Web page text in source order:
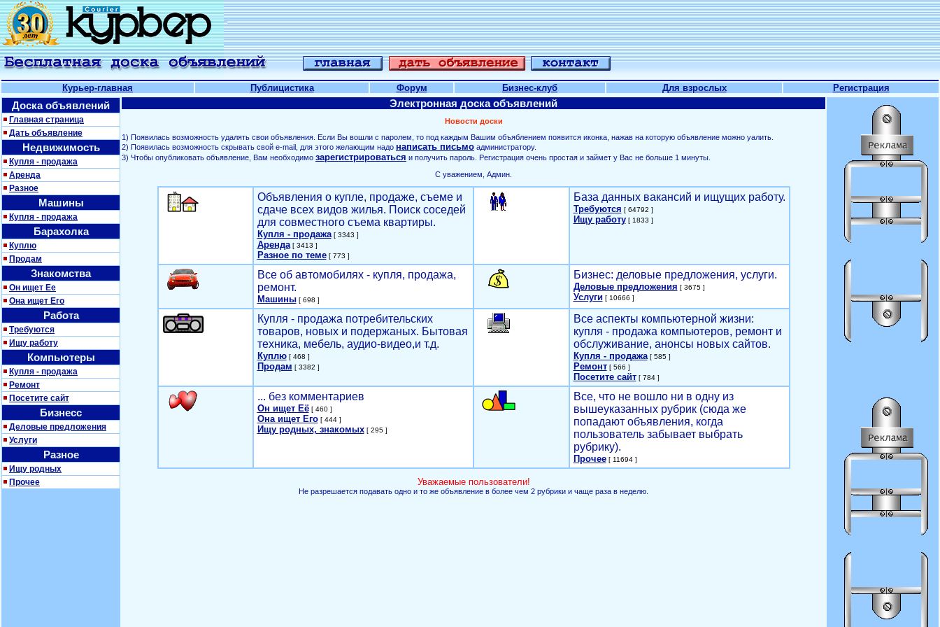
Курьер-главная Публицистика Форум Бизнес-клуб Для взрослых Регистрация
Доска объявлений
Главная страница
Дать объявление
Недвижимость
Купля - продажа
Аренда
Разное
Машины
Купля - продажа
Барахолка
Куплю
Продам
Знакомства
Он ищет Ее
Она ищет Его
Работа
Требуются
Ищу работу
Компьютеры
Купля - продажа
Ремонт
Посетите сайт
Бизнесс
Деловые предложения
Услуги
Разное
Ищу родных
Прочее
Электронная доска объявлений
Новости доски
1) Появилась возможность удалять свои объявления. Если Вы вошли с паролем, то под каждым Вашим объяблением появится иконка, нажав на которую объявление можно уалить.
2) Появилась возможность скрывать свой е-mail, для этого желающим надо написать письмо администратору.
3) Чтобы опубликовать объявление, Вам необходимо зарегистрироваться и получить пароль. Регистрация очень простая и займет у Вас не больше 1 минуты.
С уважением, Админ.
Объявления о купле, продаже, съеме и
сдаче всех видов жилья. Поиск соседей
для совместного съема квартиры.
Купля - продажа[ 3343 ]
Аренда[ 3413 ]
Разное по теме[ 773 ]
База данных вакансий и ищущих работу.
Требуются [ 64792 ]
Ищу работу[ 1833 ]
Все об автомобилях - купля, продажа,
ремонт.
Машины[ 698 ]
Бизнес: деловые предложения, услуги.
Деловые предложения [ 3675 ]
Услуги[ 10666 ]
Купля - продажа потребительских
товаров, новых и подержаных. Бытовая
техника, мебель, аудио-видео,и т.д.
Куплю[ 468 ]
Продам [ 3382 ]
Все аспекты компьютерной жизни:
купля - продажа компьютеров, ремонт и
обслуживание, анонсы новых сайтов.
Купля - продажа[ 585 ]
Ремонт[ 566 ]
Посетите сайт[ 784 ]
... без комментариев
Он ищет Её[ 460 ]
Она ищет Его[ 444 ]
Ищу родных, знакомых[ 295 ]
Все, что не вошло ни в одну из
вышеуказанных рубрик (сюда же
попадают объявления, когда
пользователь забывает выбрать
рубрику).
Прочее[ 11694 ]
Уважаемые пользователи!
Не разрешается подавать одно и то же объявление в более чем 2 рубрики и чаще раза в неделю.